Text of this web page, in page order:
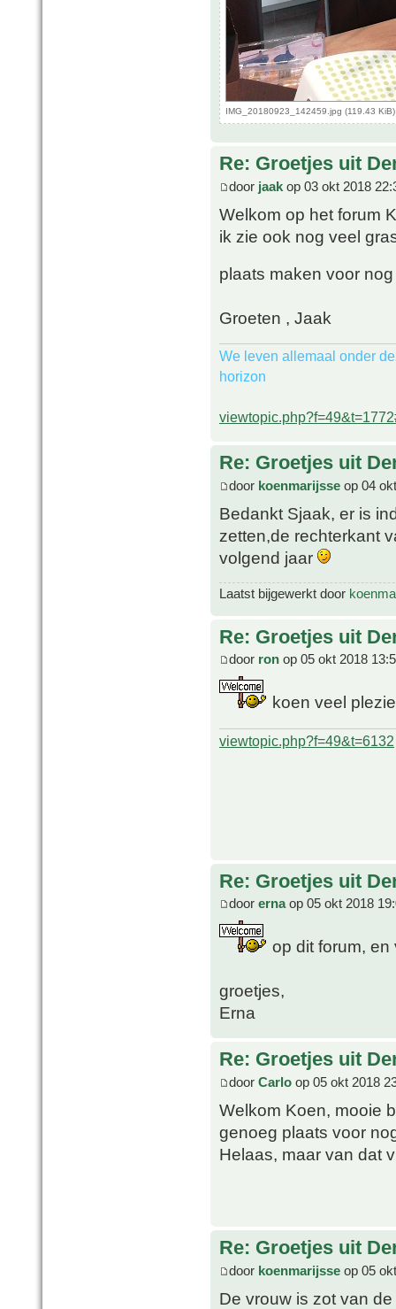
IMG_20180923_142459.jpg (119.43
Re: Groetjes uit
door jaak op 03 okt 2018
Welkom op het forum
ik zie ook nog veel
plaats maken voor
Groeten , Jaak
We leven allemaal onder
horizon
Re: Groetjes uit
door koenmarijsse op 04
Bedankt Sjaak, er is
zetten,de rechterkant
volgend jaar
Laatst bijgewerkt door
Re: Groetjes uit
door ron op 05 okt 2018
koen veel
viewtopic.php?f=49&t=6132
Re: Groetjes uit
door ernaop 05 okt 2018
op dit forum,
groetjes,
Erna
Re: Groetjes uit
door Carlo op 05 okt 2018
Welkom Koen, mooie
genoeg plaats voor
Helaas, maar van dat
Re: Groetjes uit
door koenmarijsse op 05
De vrouw is zot van